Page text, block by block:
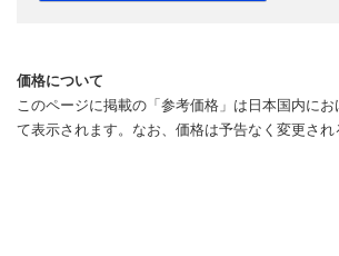
価格について
このページに掲載の「参考価格」は日本国内に
て表示されます。なお、価格は予告なく変更さ